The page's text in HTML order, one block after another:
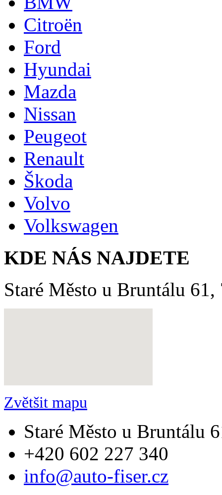
Citroën
Ford
Hyundai
Mazda
Nissan
Peugeot
Renault
Škoda
Volvo
Volkswagen
KDE NÁS NAJDETE
Staré Město u Bruntálu 61,
Zvětšit mapu
Staré Město u Bruntálu
+420 602 227 340
info@auto-fiser.cz